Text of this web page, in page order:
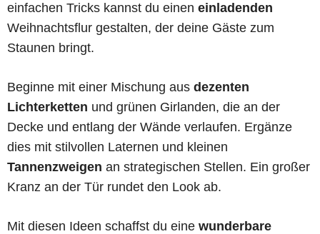
einfachen Tricks kannst du einen einladenden
Weihnachtsflur gestalten, der deine Gäste zum
Staunen bringt.
Beginne mit einer Mischung aus dezenten
Lichterketten und grünen Girlanden, die an der
Decke und entlang der Wände verlaufen. Ergänze
dies mit stilvollen Laternen und kleinen
Tannenzweigen an strategischen Stellen. Ein großer
Kranz an der Tür rundet den Look ab.
Mit diesen Ideen schaffst du eine wunderbare